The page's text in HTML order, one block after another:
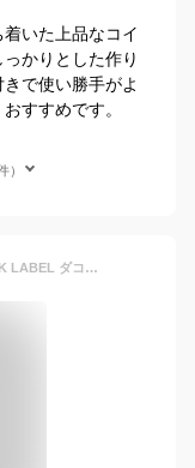
いた上品なコイ
かりとした作り
で使い勝手がよ
すすめです。
）
【実用的Wプレゼント付】 Dakota BLACK LABEL ダコタ ブラックレーベル 財布ワキシー コインケース 0625916（0625906）メンズ 財布 コインケース 小銭入れ ギフト ブランド ブラック プレゼント 男性 定番 シンプル 本革